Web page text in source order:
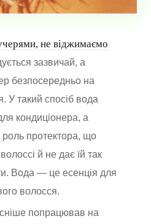
не віджимаємо
зазвичай, а
безпосередньо на
У такий спосіб вода
кондиціонера, а
роль протектора, що
й не дає їй так
Вода — це есенція для
волосся.
попрацював на